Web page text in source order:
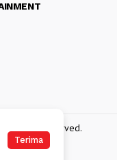
. All rights reserved.
Terima